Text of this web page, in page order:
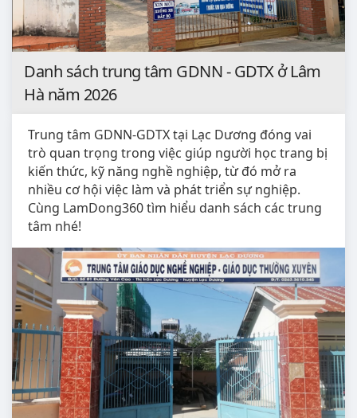
Danh sách trung tâm GDNN - GDTX ở Lâm
Hà năm 2026
Trung tâm GDNN-GDTX tại Lạc Dương đóng vai
trò quan trọng trong việc giúp người học trang bị
kiến thức, kỹ năng nghề nghiệp, từ đó mở ra
nhiều cơ hội việc làm và phát triển sự nghiệp.
Cùng LamDong360 tìm hiểu danh sách các trung
tâm nhé!